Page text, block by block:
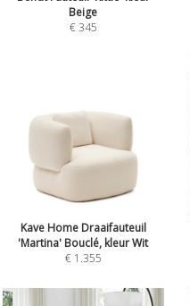
Beige
€ 345
Kave Home Draaifauteuil
'Martina' Bouclé, kleur Wit
€ 1.355